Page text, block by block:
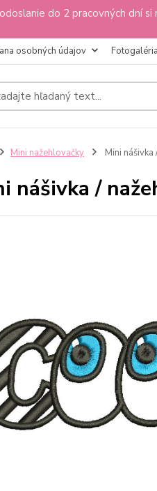
do 2 pracovných dní
osobných údajov Fotogaléria
Mini nažehlovačky Mini
nášivka /